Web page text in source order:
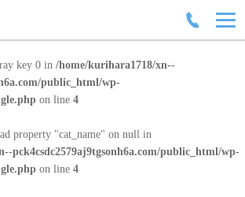
key 0 in /home/kurihara1718/xn--
public_html/wp-
on line 4
property "cat_name" on null in
pck4csdc2579aj9tgsonh6a.com/public_html/wp-
on line 4